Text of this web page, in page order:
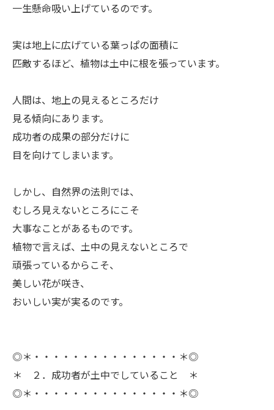
一生懸命吸い上げているのです。
ㅤ実は地上に広げている葉っぱの面積に
匹敵するほど、植物は土中に根を張っています。
ㅤ人間は、地上の見えるところだけ
見る傾向にあります。
成功者の成果の部分だけに
目を向けてしまいます。
ㅤしかし、自然界の法則では、
むしろ見えないところにこそ
大事なことがあるものです。
植物で言えば、土中の見えないところで
頑張っているからこそ、
美しい花が咲き、
おいしい実が実るのです。
◎＊・・・・・・・・・・・・・・・＊◎
＊ ２．成功者が土中でしていること ＊
◎＊・・・・・・・・・・・・・・・＊◎